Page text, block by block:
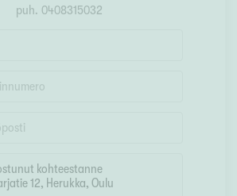
puh. 0408315032